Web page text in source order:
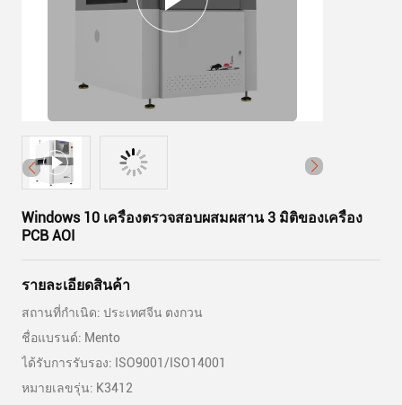
Windows 10 เครื่องตรวจสอบผสมผสาน 3 มิติของเครื่อง
PCB AOI
รายละเอียดสินค้า
สถานที่กำเนิด: ประเทศจีน ตงกวน
ชื่อแบรนด์: Mento
ได้รับการรับรอง: ISO9001/ISO14001
หมายเลขรุ่น: K3412